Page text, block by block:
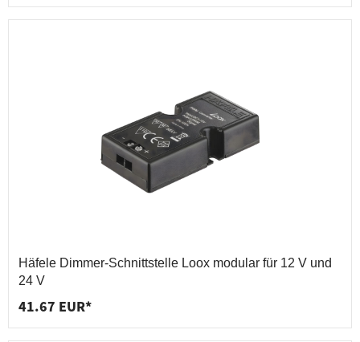
Häfele Dimmer-Schnittstelle Loox modular für 12 V und
24 V
41.67 EUR*